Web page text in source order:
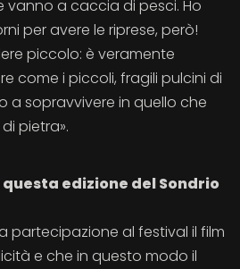
a caccia di pesci. Ho
per avere le riprese, però!
piccolo: è veramente
come i piccoli, fragili pulcini di
a sopravvivere in quello che
pietra».
edizione del Sondrio
partecipazione al festival il film
e che in questo modo il